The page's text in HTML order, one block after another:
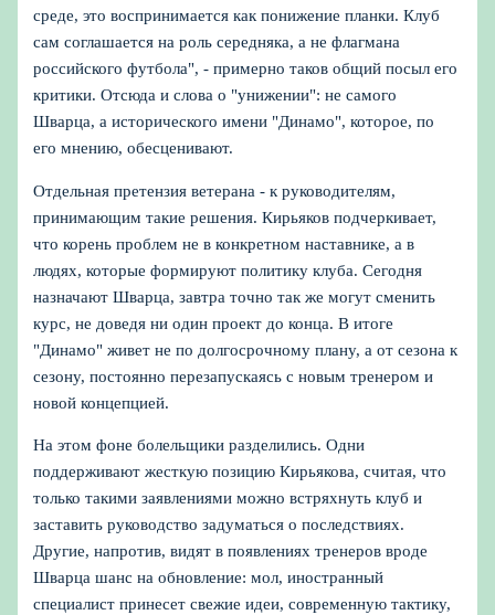
среде, это воспринимается как понижение планки. Клуб
сам соглашается на роль середняка, а не флагмана
российского футбола", - примерно таков общий посыл его
критики. Отсюда и слова о "унижении": не самого
Шварца, а исторического имени "Динамо", которое, по
его мнению, обесценивают.
Отдельная претензия ветерана - к руководителям,
принимающим такие решения. Кирьяков подчеркивает,
что корень проблем не в конкретном наставнике, а в
людях, которые формируют политику клуба. Сегодня
назначают Шварца, завтра точно так же могут сменить
курс, не доведя ни один проект до конца. В итоге
"Динамо" живет не по долгосрочному плану, а от сезона к
сезону, постоянно перезапускаясь с новым тренером и
новой концепцией.
На этом фоне болельщики разделились. Одни
поддерживают жесткую позицию Кирьякова, считая, что
только такими заявлениями можно встряхнуть клуб и
заставить руководство задуматься о последствиях.
Другие, напротив, видят в появлениях тренеров вроде
Шварца шанс на обновление: мол, иностранный
специалист принесет свежие идеи, современную тактику,